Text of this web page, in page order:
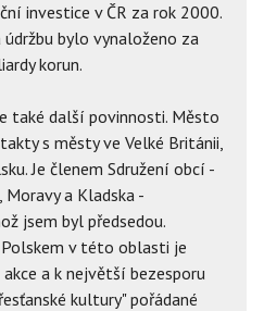
investice v ČR za rok 2000.
bylo vynaloženo za
korun.
také další povinnosti. Město
s městy ve Velké Británii,
Je členem Sdružení obcí -
Moravy a Kladska -
jsem byl předsedou.
Polskem v této oblasti je
a k největší bezesporu
kultury" pořádané